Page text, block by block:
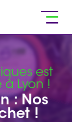
est
Lyon !
: Nos
!